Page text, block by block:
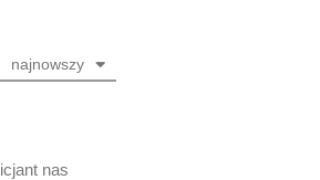
najnowszy
nas